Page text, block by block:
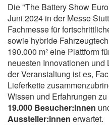
Die "The Battery Show
Juni 2024 in der Messe
Fachmesse für
sowie hybride
190.000 m² eine Plattform
neuesten Innovationen
der Veranstaltung ist es,
Lieferkette
Wissen und Erfahrungen
19.000 Besucher:innen
Aussteller:innen erwartet.